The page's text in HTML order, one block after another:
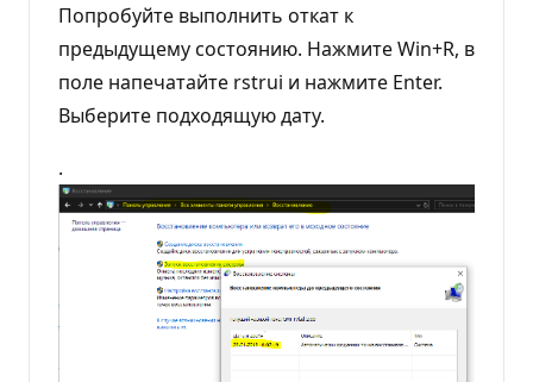
Попробуйте выполнить откат к
предыдущему состоянию. Нажмите Win+R, в
поле напечатайте rstrui и нажмите Enter.
Выберите подходящую дату.
.